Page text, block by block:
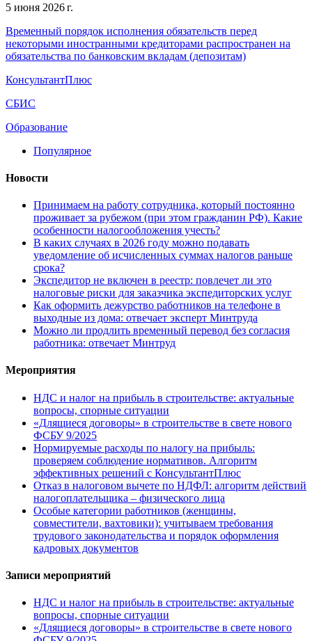
5 июня 2026 г.
Временный порядок исполнения обязательств перед
некоторыми иностранными кредиторами распространен на
обязательства по банковским вкладам (депозитам)
КонсультантПлюс
СБИС
Образование
Популярное
Новости
Принимаем на работу сотрудника, который постоянно
проживает за рубежом (при этом гражданин РФ). Какие
особенности налогообложения учесть?
В каких случаях в 2026 году можно подавать
уведомление об исчисленных суммах налогов раньше
срока?
Экспедитор не включен в реестр: повлечет ли это
налоговые риски для заказчика экспедиторских услуг
Как оформить дежурство работников на телефоне в
выходные из дома: отвечает эксперт Минтруда
Можно ли продлить временный перевод без согласия
работника: отвечает Минтруд
Мероприятия
НДС и налог на прибыль в строительстве: актуальные
вопросы, спорные ситуации
«Длящиеся договоры» в строительстве в свете нового
ФСБУ 9/2025
Нормируемые расходы по налогу на прибыль:
проверяем соблюдение нормативов. Алгоритм
эффективных решений с КонсультантПлюс
Отказ в налоговом вычете по НДФЛ: алгоритм действий
налогоплательщика – физического лица
Особые категории работников (женщины,
совместители, вахтовики): учитываем требования
трудового законодательства и порядок оформления
кадровых документов
Записи мероприятий
НДС и налог на прибыль в строительстве: актуальные
вопросы, спорные ситуации
«Длящиеся договоры» в строительстве в свете нового